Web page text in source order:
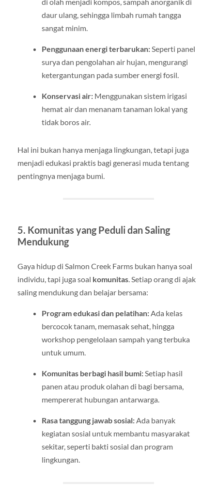
daur ulang, sehingga limbah rumah tangga
sangat minim.
Penggunaan energi terbarukan:Seperti panel
surya dan pengolahan air hujan, mengurangi
ketergantungan pada sumber energi fosil.
Konservasi air:Menggunakan sistem irigasi
hemat air dan menanam tanaman lokal yang
tidak boros air.
Hal ini bukan hanya menjaga lingkungan, tetapi juga
menjadi edukasi praktis bagi generasi muda tentang
pentingnya menjaga bumi.
5. Komunitas yang Peduli dan Saling
Mendukung
Gaya hidup di Salmon Creek Farms bukan hanya soal
individu, tapi juga soal komunitas. Setiap orang di ajak
saling mendukung dan belajar bersama:
Program edukasi dan pelatihan:Ada kelas
bercocok tanam, memasak sehat, hingga
workshop pengelolaan sampah yang terbuka
untuk umum.
Komunitas berbagi hasil bumi:Setiap hasil
panen atau produk olahan di bagi bersama,
mempererat hubungan antarwarga.
Rasa tanggung jawab sosial:Ada banyak
kegiatan sosial untuk membantu masyarakat
sekitar, seperti bakti sosial dan program
lingkungan.